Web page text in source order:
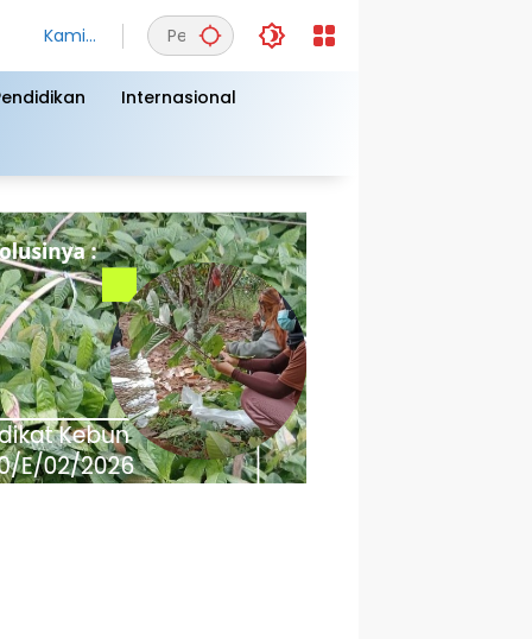
Kamis,
Agust
us
Internasional